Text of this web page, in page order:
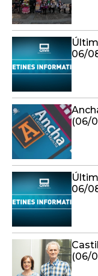
(06/
06/
(06/
06/